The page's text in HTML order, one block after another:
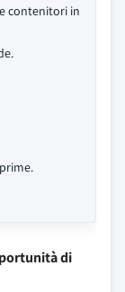
contenitori in
di